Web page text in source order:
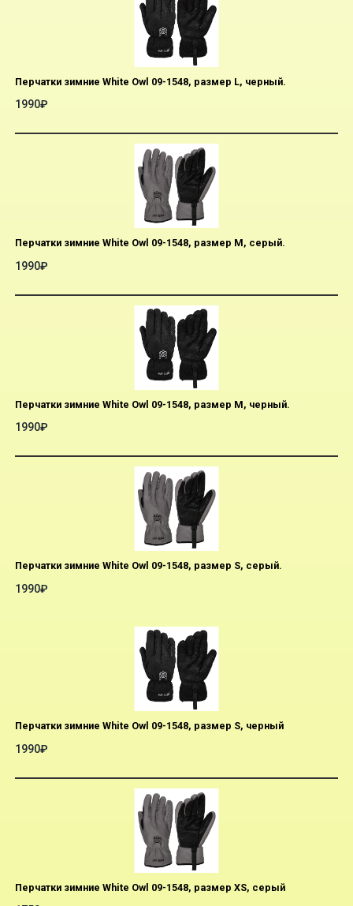
Перчатки зимние White Owl 09-1548, размер L, черный.
1990₽
Перчатки зимние White Owl 09-1548, размер M, серый.
1990₽
Перчатки зимние White Owl 09-1548, размер M, черный.
1990₽
Перчатки зимние White Owl 09-1548, размер S, серый.
1990₽
Перчатки зимние White Owl 09-1548, размер S, черный
1990₽
Перчатки зимние White Owl 09-1548, размер XS, серый